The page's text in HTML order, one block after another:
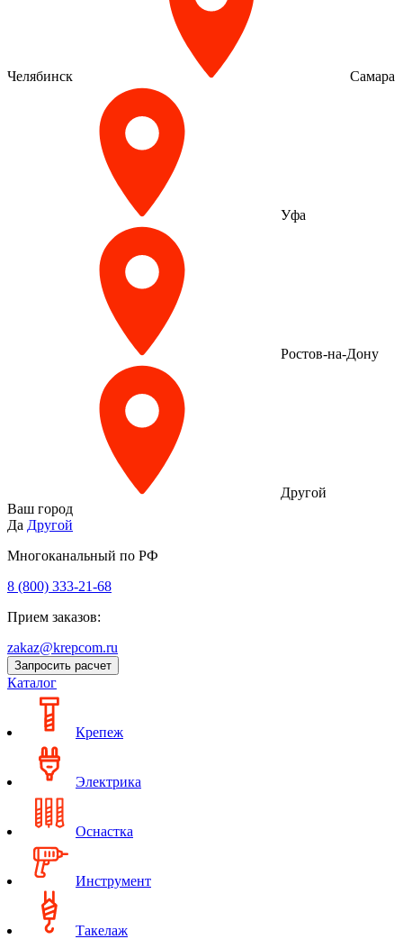
Челябинск Самара
Уфа
Ростов-на-Дону
Другой
Ваш город
Да Другой
Многоканальный по РФ
8 (800) 333‑21-68
Прием заказов:
zakaz@krepcom.ru
Запросить расчет
Каталог
Крепеж
Электрика
Оснастка
Инструмент
Такелаж